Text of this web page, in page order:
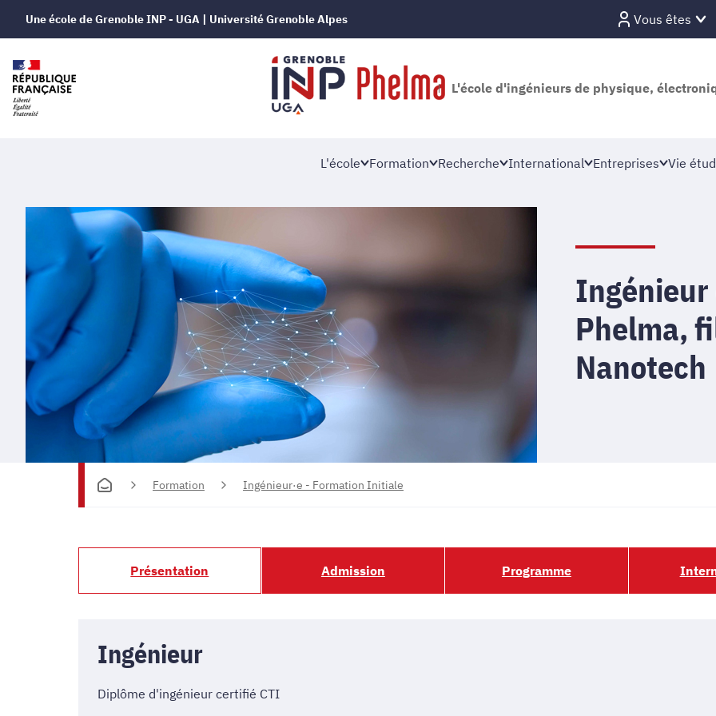
Une école de Grenoble INP - UGA | Université Grenoble Alpes Vous êtes
L'école d'ingénieurs de physique,
L'école Formation Recherche International Entreprises Vie
Ingénieur
Phelma,
Nanotech
Formation Ingénieur·e - Formation Initiale
Présentation Admission Programme
Ingénieur
Diplôme d'ingénieur certifié CTI